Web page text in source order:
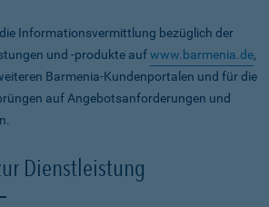
Informationsvermittlung bezüglich der
und -produkte aufwww.barmenia.de,
Barmenia-Kundenportalen und für die
auf Angebotsanforderungen und
Dienstleistung